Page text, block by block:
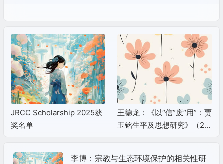
JRCC Scholarship 2025获
奖名单
王德龙：《以“信”废“用”：贾
玉铭生平及思想研究》（20
李博：宗教与生态环境保护的相关性研